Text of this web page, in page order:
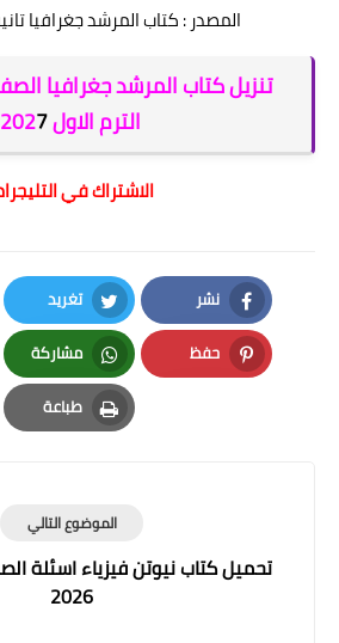
المصدر : كتاب المرشد جغرافيا تانيه
تنزيل كتاب المرشد جغرافيا
الترم الاول 2027
الاشتراك في
نشر
Facebook
تغريد
Twitter
حفظ
Pinterest
مشاركة
Whatsapp
طباعة
Print
الموضوع التالي
تحميل كتاب نيوتن فيزياء اسئلة
2026